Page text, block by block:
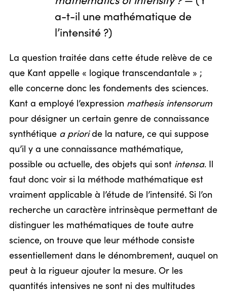
a-t-il une mathématique de
l’intensité ?)
La question traitée dans cette étude relève de ce
que Kant appelle « logique transcendantale » ;
elle concerne donc les fondements des sciences.
Kant a employé l’expression mathesis intensorum
pour désigner un certain genre de connaissance
synthétique a prioride la nature, ce qui suppose
qu’il y a une connaissance mathématique,
possible ou actuelle, des objets qui sont intensa. Il
faut donc voir si la méthode mathématique est
vraiment applicable à l’étude de l’intensité. Si l’on
recherche un caractère intrinsèque permettant de
distinguer les mathématiques de toute autre
science, on trouve que leur méthode consiste
essentiellement dans le dénombrement, auquel on
peut à la rigueur ajouter la mesure. Or les
quantités intensives ne sont ni des multitudes